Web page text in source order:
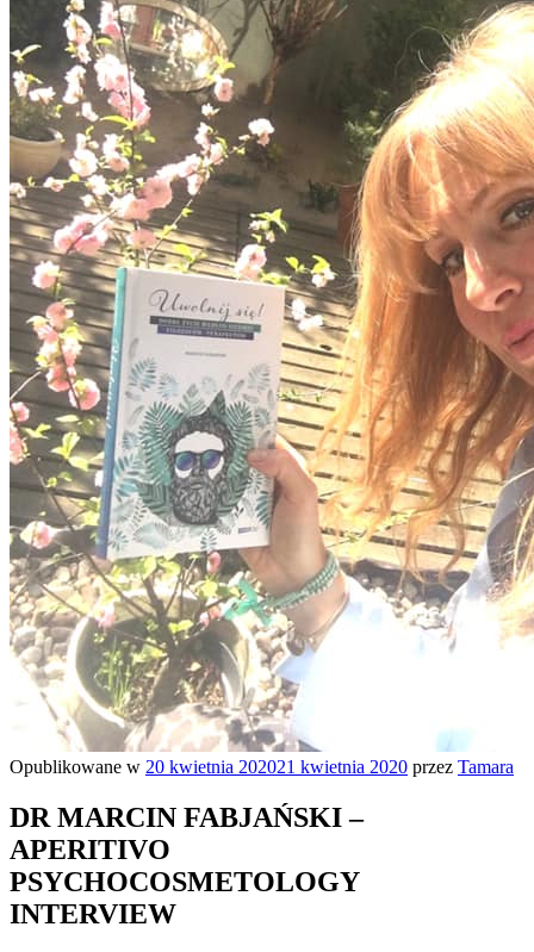
Opublikowane w 20 kwietnia 202021 kwietnia 2020 przez Tamara
DR MARCIN FABJAŃSKI –
APERITIVO
PSYCHOCOSMETOLOGY
INTERVIEW